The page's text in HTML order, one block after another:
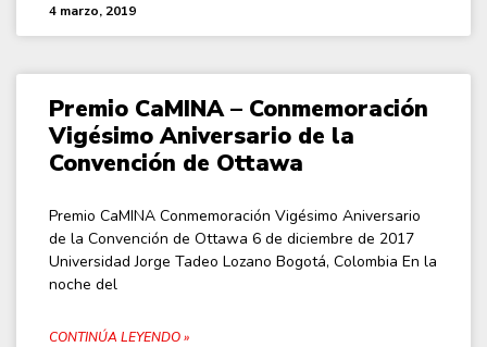
4 marzo, 2019
Premio CaMINA – Conmemoración
Vigésimo Aniversario de la
Convención de Ottawa
Premio CaMINA Conmemoración Vigésimo Aniversario
de la Convención de Ottawa 6 de diciembre de 2017
Universidad Jorge Tadeo Lozano Bogotá, Colombia En la
noche del
CONTINÚA LEYENDO »